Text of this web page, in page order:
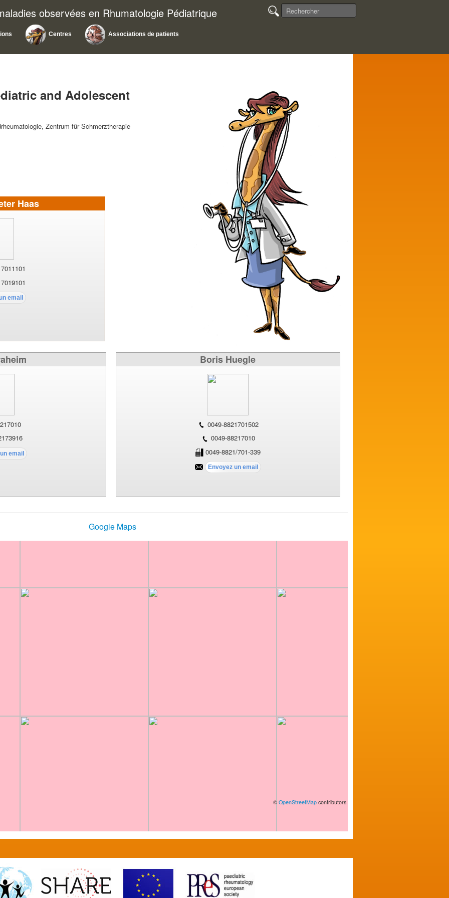
observées en Rhumatologie Pédiatrique
Centres Associations de patients
and Adolescent
Zentrum für Schmerztherapie
Haas
Boris Huegle
0049-8821701502
0049-88217010
0049-8821/701-339
Google Maps
© OpenStreetMap contributors